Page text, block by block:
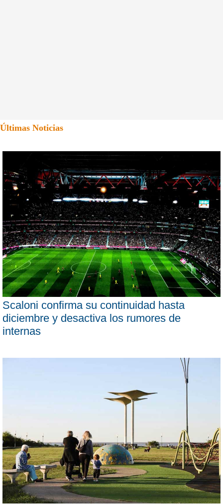
Últimas Noticias
Scaloni confirma su continuidad hasta
diciembre y desactiva los rumores de
internas